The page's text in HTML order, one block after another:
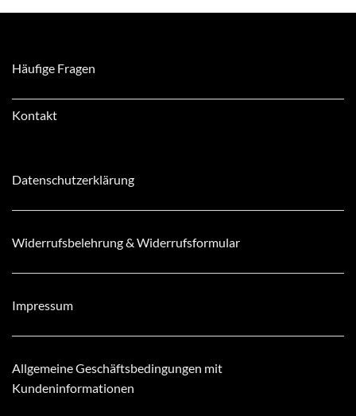
Häufige Fragen
Kontakt
Datenschutzerklärung
Widerrufsbelehrung & Widerrufsformular
Impressum
Allgemeine Geschäftsbedingungen mit
Kundeninformationen